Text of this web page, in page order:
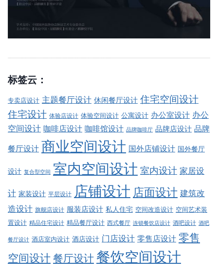
标签云：
专卖店设计 主题餐厅设计 休闲餐厅设计 住宅空间设计
住宅设计 体验店设计 体验空间设计 公寓设计 办公室设计 办公
空间设计 咖啡店设计 咖啡馆设计 品牌咖啡厅 品牌店设计 品牌
餐厅设计 商业空间设计 国外店铺设计 国外餐厅
设计 复合型空间 室内空间设计 室内设计 家居设
计 家装设计 平层设计 店铺设计 店面设计 建筑改
造设计 旗舰店设计 服装店设计 私人住宅 空间改造设计 空间艺术装
置设计 精品住宅设计 精品餐厅设计 西式餐厅 连锁餐饮店设计 酒吧设计 酒吧
餐厅设计 酒店室内设计 酒店设计 门店设计 零售店设计 零售
空间设计餐厅设计 餐饮空间设计